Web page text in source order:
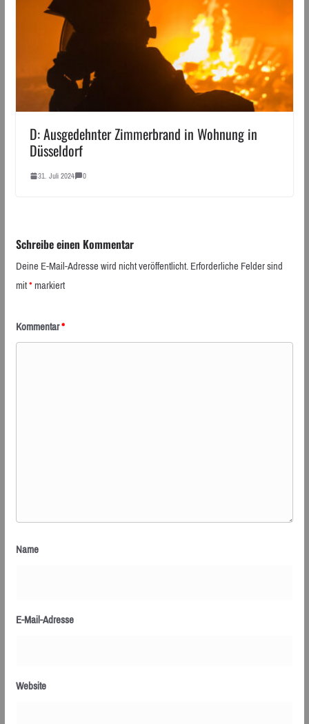
D: Ausgedehnter Zimmerbrand in Wohnung in
Düsseldorf
31. Juli 2024 0
Schreibe einen Kommentar
Deine E-Mail-Adresse wird nicht veröffentlicht.Erforderliche Felder sind
mit*markiert
Kommentar*
Name
E-Mail-Adresse
Website